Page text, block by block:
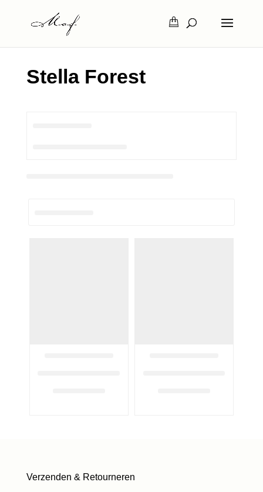
Stella Forest
Verzenden & Retourneren